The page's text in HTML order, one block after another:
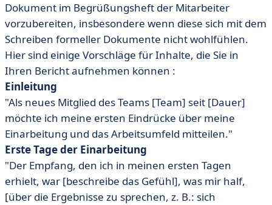
Dokument im Begrüßungsheft der Mitarbeiter
vorzubereiten, insbesondere wenn diese sich mit dem
Schreiben formeller Dokumente nicht wohlfühlen.
Hier sind einige Vorschläge für Inhalte, die Sie in
Ihren Bericht aufnehmen können :
Einleitung
"Als neues Mitglied des Teams [Team] seit [Dauer]
möchte ich meine ersten Eindrücke über meine
Einarbeitung und das Arbeitsumfeld mitteilen."
Erste Tage der Einarbeitung
"Der Empfang, den ich in meinen ersten Tagen
erhielt, war [beschreibe das Gefühl], was mir half,
[über die Ergebnisse zu sprechen, z. B.: sich